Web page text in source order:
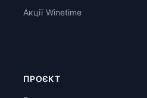
Акції Winetime
ПРОЄКТ